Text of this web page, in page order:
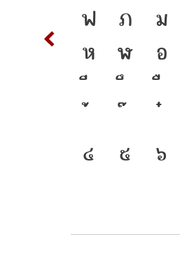
ฟ
ภ ม
ห
ฬ อ
๔
๕ ๖